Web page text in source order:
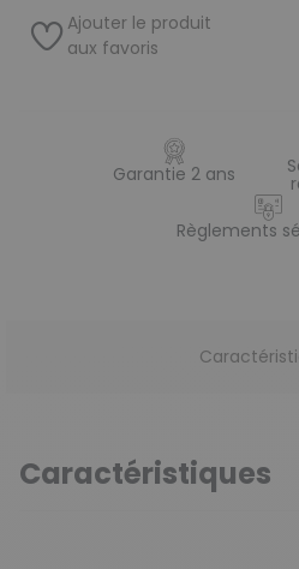
Ajouter le produit
aux favoris
Garantie 2 ans
Règlements
Caractéristiques